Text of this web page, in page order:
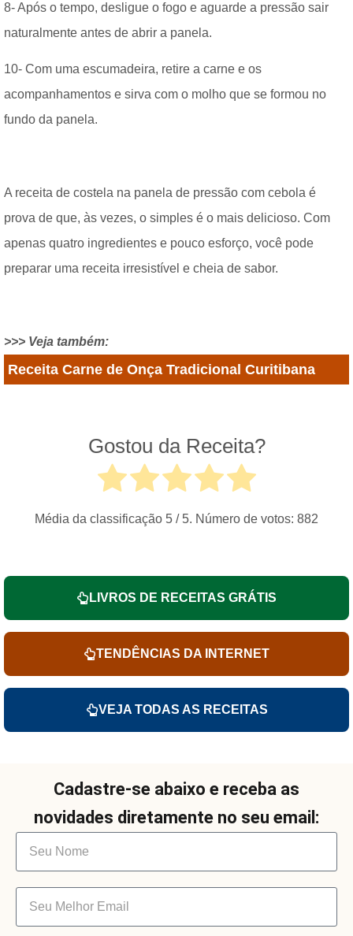
8- Após o tempo, desligue o fogo e aguarde a pressão sair
naturalmente antes de abrir a panela.
10- Com uma escumadeira, retire a carne e os
acompanhamentos e sirva com o molho que se formou no
fundo da panela.
A receita de costela na panela de pressão com cebola é
prova de que, às vezes, o simples é o mais delicioso. Com
apenas quatro ingredientes e pouco esforço, você pode
preparar uma receita irresistível e cheia de sabor.
>>> Veja também:
Receita Carne de Onça Tradicional Curitibana
Gostou da Receita?
Média da classificação 5 / 5. Número de votos: 882
LIVROS DE RECEITAS GRÁTIS
TENDÊNCIAS DA INTERNET
VEJA TODAS AS RECEITAS
Cadastre-se abaixo e receba as
novidades diretamente no seu email: